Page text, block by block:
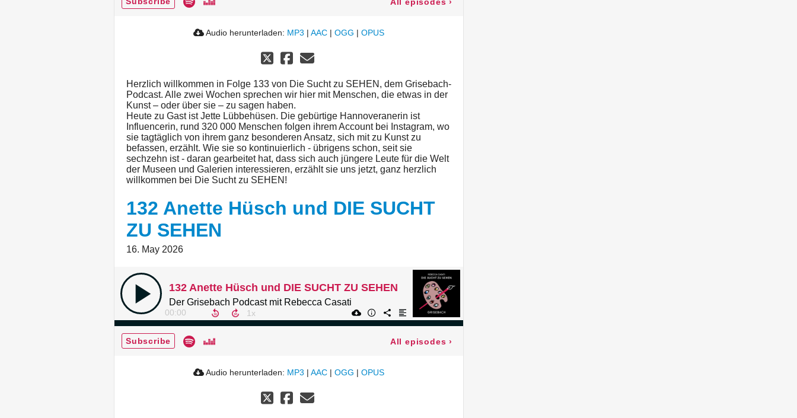
Audio herunterladen: MP3 | AAC | OGG | OPUS
Herzlich willkommen in Folge 133 von Die Sucht zu SEHEN, dem Grisebach-
Podcast. Alle zwei Wochen sprechen wir hier mit Menschen, die etwas in der
Kunst – oder über sie – zu sagen haben.
Heute zu Gast ist Jette Lübbehüsen. Die gebürtige Hannoveranerin ist
Influencerin, rund 320 000 Menschen folgen ihrem Account bei Instagram, wo
sie tagtäglich von ihrem ganz besonderen Ansatz, sich mit zu Kunst zu
befassen, erzählt. Wie sie so kontinuierlich - übrigens schon, seit sie
sechzehn ist - daran gearbeitet hat, dass sich auch jüngere Leute für die Welt
der Museen und Galerien interessieren, erzählt sie uns jetzt, ganz herzlich
willkommen bei Die Sucht zu SEHEN!
132 Anette Hüsch und DIE SUCHT
ZU SEHEN
16. May 2026
132 Anette Hüsch und DIE SUCHT ZU SEHEN
Der Grisebach Podcast mit Rebecca Casati
00:00
Subscribe All episodes ›
Audio herunterladen: MP3 | AAC | OGG | OPUS